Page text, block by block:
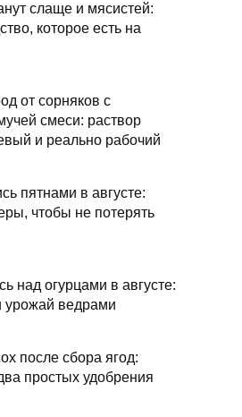
слаще и мясистей:
которое есть на
от сорняков с
смеси: раствор
и реально рабочий
пятнами в августе:
чтобы не потерять
над огурцами в августе:
урожай ведрами
после сбора ягод:
простых удобрения